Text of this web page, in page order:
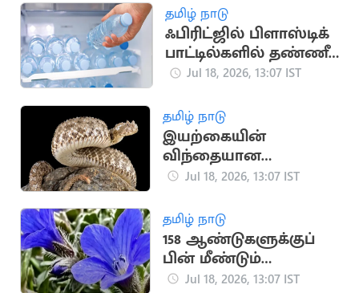
தமிழ் நாடு
ஃபிரிட்ஜில் பிளாஸ்டிக்
பாட்டில்களில் தண்ணீர்
வைத்து
Jul 18, 2026, 13:07 IST
தமிழ் நாடு
இயற்கையின்
விந்தையான
ஸ்னைப்பர் பாம்பின்
Jul 18, 2026, 13:07 IST
தமிழ் நாடு
158 ஆண்டுகளுக்குப்
பின் மீண்டும்
கண்டறியப்பட்ட அரிய
Jul 18, 2026, 13:07 IST